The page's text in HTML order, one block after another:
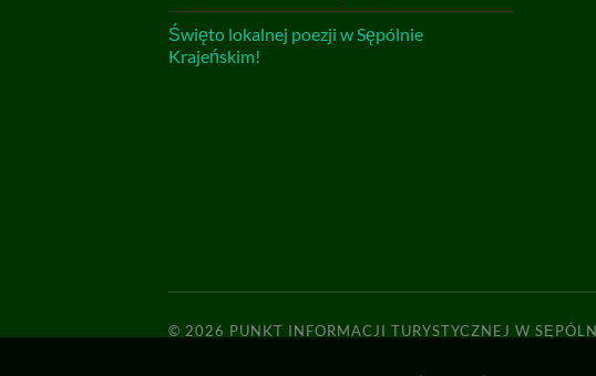
Święto lokalnej poezji w Sępólnie
Krajeńskim!
© 2026 PUNKT INFORMACJI TURYSTYCZNEJ W